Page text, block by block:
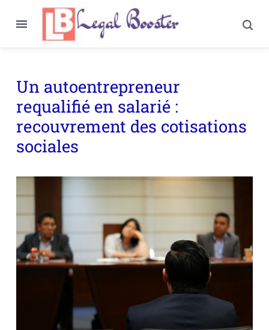
Un autoentrepreneur
requalifié en salarié :
recouvrement des cotisations
sociales